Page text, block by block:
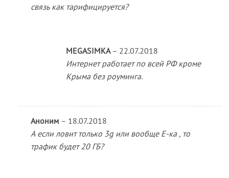
связь как тарифицируется?
MEGASIMKA – 22.07.2018
Интернет работает по всей РФ кроме
Крыма без роуминга.
Аноним – 18.07.2018
А если ловит только 3g или вообще Е-ка , то
трафик будет 20 ГБ?